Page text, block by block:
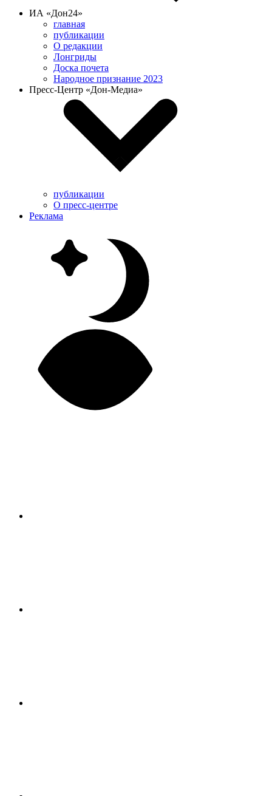
ИА «Дон24»
главная
публикации
О редакции
Лонгриды
Доска почета
Народное признание 2023
Пресс-Центр «Дон-Медиа»
публикации
О пресс-центре
Реклама